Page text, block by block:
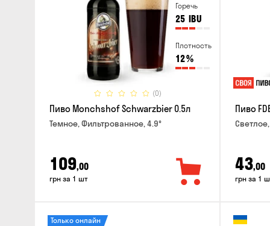
Горечь
25 IBU
Плотность
12%
(0)
Пиво Monchshof Schwarzbier 0.5л
Темное, Фильтрованное, 4.9°
109,00
грн за 1 шт
Пиво
43,00
грн за 1
Только онлайн